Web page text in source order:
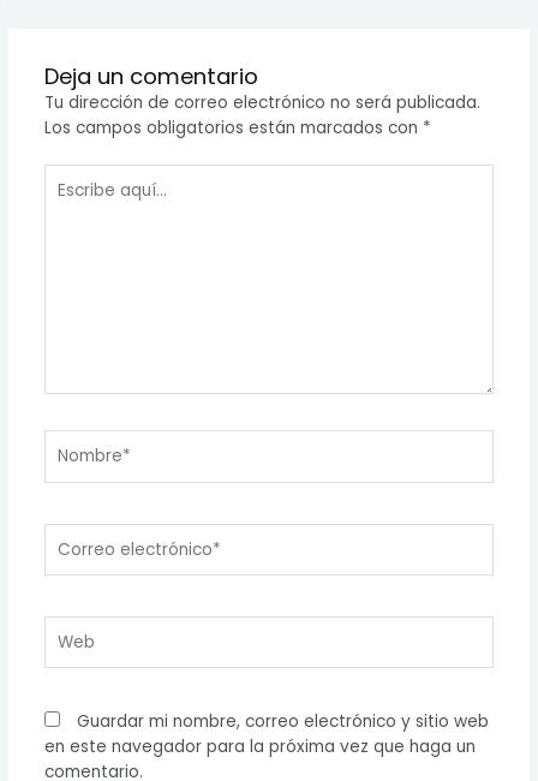
Deja un comentario
Tu dirección de correo electrónico no será publicada.
Los campos obligatorios están marcados con *
aquí...
electrónico*
Guardar mi nombre, correo electrónico y sitio web
en este navegador para la próxima vez que haga un
comentario.